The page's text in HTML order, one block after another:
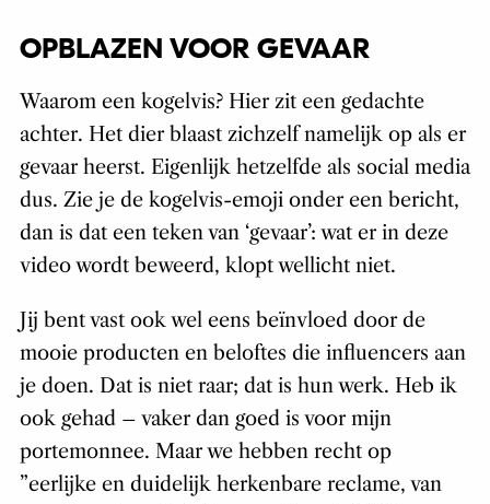
OPBLAZEN VOOR GEVAAR
Waarom een kogelvis? Hier zit een gedachte
achter. Het dier blaast zichzelf namelijk op als er
gevaar heerst. Eigenlijk hetzelfde als social media
dus. Zie je de kogelvis-emoji onder een bericht,
dan is dat een teken van ‘gevaar’: wat er in deze
video wordt beweerd, klopt wellicht niet.
Jij bent vast ook wel eens beïnvloed door de
mooie producten en beloftes die influencers aan
je doen. Dat is niet raar; dat is hun werk. Heb ik
ook gehad – vaker dan goed is voor mijn
portemonnee. Maar we hebben recht op
”eerlijke en duidelijk herkenbare reclame, van